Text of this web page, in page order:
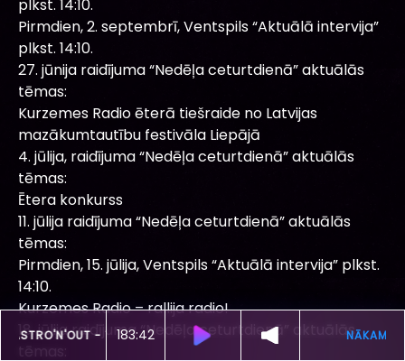
ŠOBRĪD SKANASTRO'N'OUT -
183:38
plkst. 14:10.
Pirmdien, 2. septembrī, Ventspils “Aktuālā intervija”
plkst. 14:10.
27. jūnija raidījuma “Nedēļa ceturtdienā” aktuālās
tēmas:
Kurzemes Radio ēterā tiešraide no Latvijas
mazākumtautību festivāla Liepājā
4. jūlija, raidījuma “Nedēļa ceturtdienā” aktuālās
tēmas:
Ētera konkurss
11. jūlija raidījuma “Nedēļa ceturtdienā” aktuālās
tēmas:
Pirmdien, 15. jūlija, Ventspils “Aktuālā intervija” plkst.
14:10.
Kurzemes Radio – rallija radio!
18. jūlija raidījuma “Nedēļa ceturtdienā” aktuālās
tēmas: